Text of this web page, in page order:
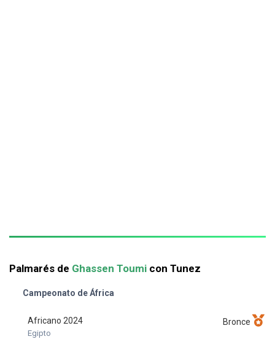
Palmarés de Ghassen Toumi con Tunez
Campeonato de África
Africano 2024
Egipto
Bronce